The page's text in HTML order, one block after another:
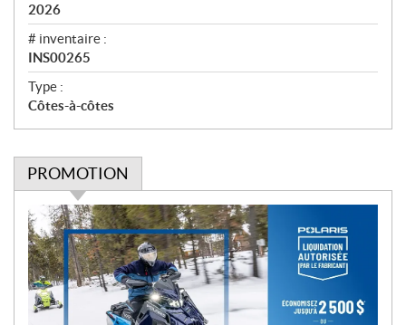
2026
# inventaire :
INS00265
Type :
Côtes-à-côtes
PROMOTION
P
r
o
m
o
t